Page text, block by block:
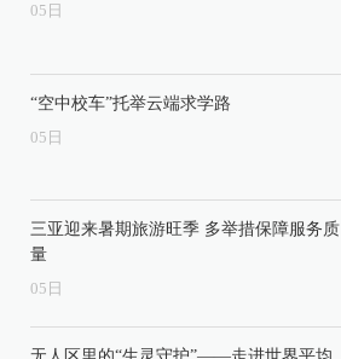
05 日
“空中校车”托举云端求学路
05 日
三亚迎来暑期旅游旺季 多举措保障服务质
量
05 日
无人区里的“生灵守护”——走进世界平均